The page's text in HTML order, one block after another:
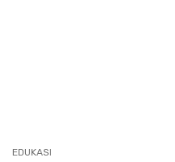
EDUKASI